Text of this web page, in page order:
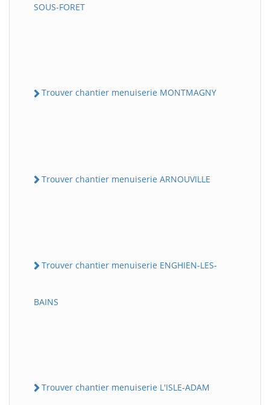
SOUS-FORET
Trouver chantier menuiserie MONTMAGNY
Trouver chantier menuiserie ARNOUVILLE
Trouver chantier menuiserie ENGHIEN-LES-
BAINS
Trouver chantier menuiserie L'ISLE-ADAM